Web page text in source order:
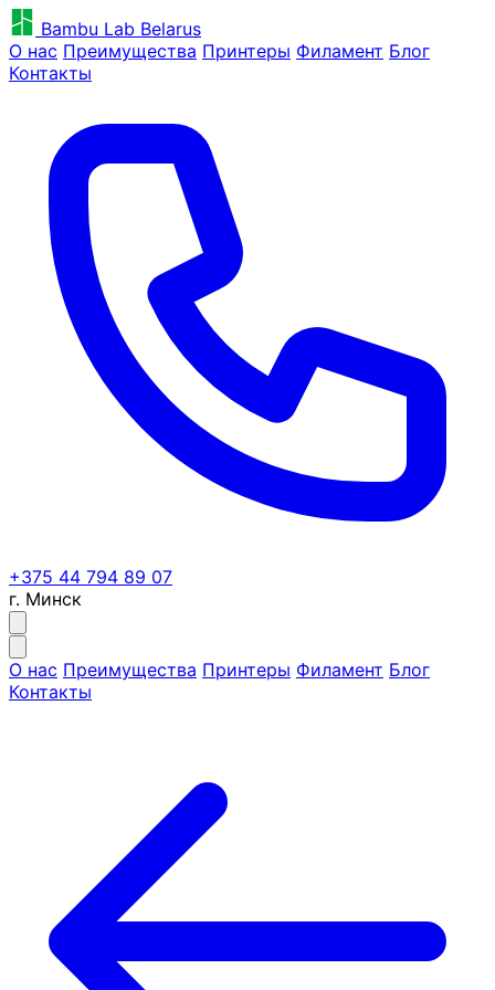
Bambu Lab Belarus
О нас Преимущества Принтеры Филамент Блог
Контакты
+375 44 794 89 07
г. Минск
О нас Преимущества Принтеры Филамент Блог
Контакты